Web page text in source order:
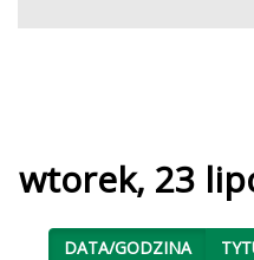
wtorek, 23
DATA/GODZINA